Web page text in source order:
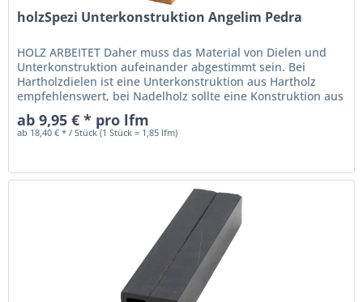
holzSpezi Unterkonstruktion Angelim Pedra
HOLZ ARBEITET Daher muss das Material von Dielen und
Unterkonstruktion aufeinander abgestimmt sein. Bei
Hartholzdielen ist eine Unterkonstruktion aus Hartholz
empfehlenswert, bei Nadelholz sollte eine Konstruktion aus
ab 9,95 € * pro lfm
ab 18,40 € * / Stück (1 Stück = 1,85 lfm)